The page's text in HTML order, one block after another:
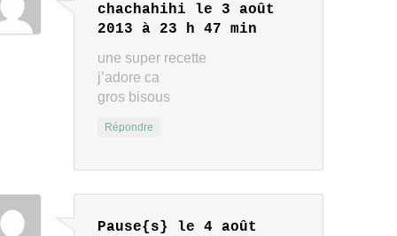
chachahihi
le 3 août
2013 à 23 h 47 min
une super recette
j’adore ca
gros bisous
Répondre
Pause{s}
le 4 août